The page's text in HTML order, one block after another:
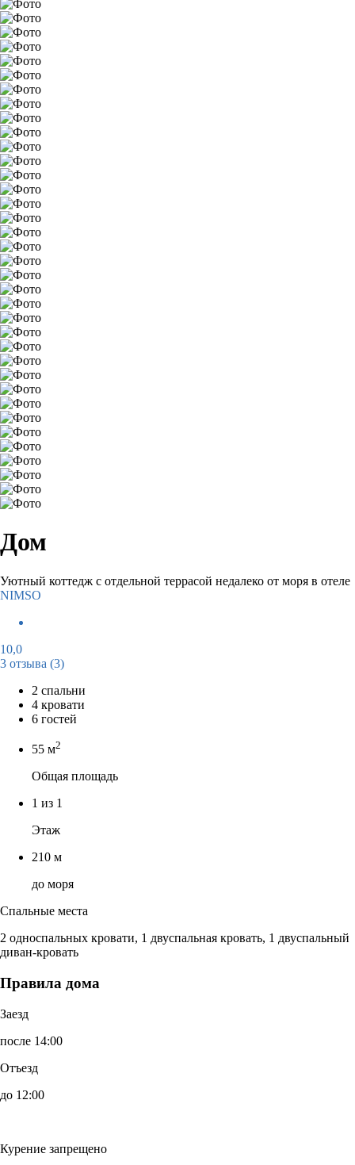
Дом
Уютный коттедж с отдельной террасой недалеко от моря в отеле
NIMSO
10,0
3 отзыва (3)
2 спальни
4 кровати
6 гостей
55 м2
Общая площадь
1 из 1
Этаж
210 м
до моря
Спальные места
2 односпальных кровати, 1 двуспальная кровать, 1 двуспальный
диван-кровать
Правила дома
Заезд
после 14:00
Отъезд
до 12:00
Курение запрещено